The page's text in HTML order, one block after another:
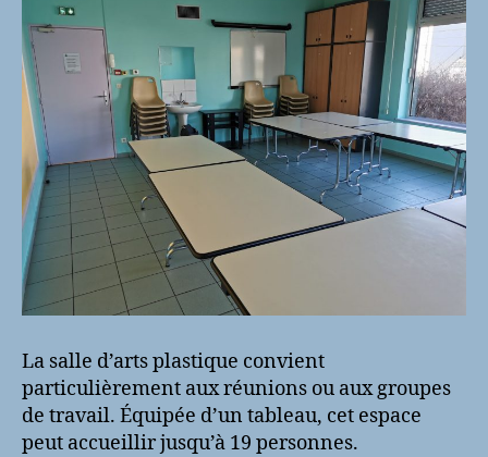
La salle d’arts plastique convient
particulièrement aux réunions ou aux groupes
de travail. Équipée d’un tableau, cet espace
peut accueillir jusqu’à 19 personnes.